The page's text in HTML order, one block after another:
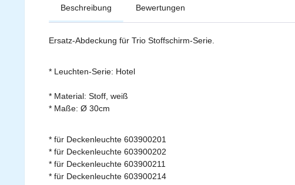
Beschreibung Bewertungen
Ersatz-Abdeckung für Trio Stoffschirm-Serie.
* Leuchten-Serie: Hotel
* Material: Stoff, weiß
* Maße: Ø 30cm
* für Deckenleuchte 603900201
* für Deckenleuchte 603900202
* für Deckenleuchte 603900211
* für Deckenleuchte 603900214